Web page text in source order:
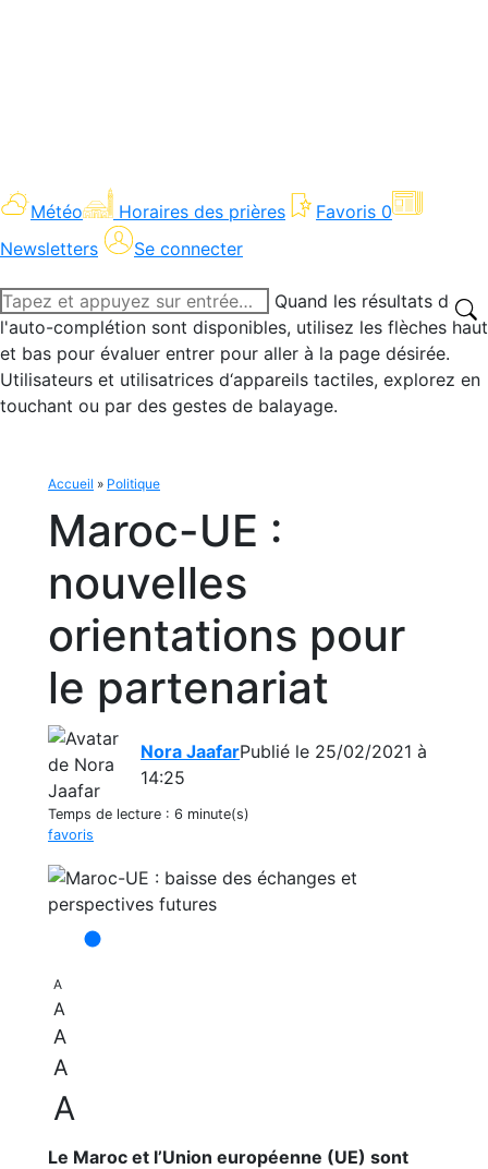
Météo Horaires des prières Favoris 0
Newsletters
Se connecter
Recherche
:
Quand les résultats de
l'auto-complétion sont disponibles, utilisez les flèches haut
et bas pour évaluer entrer pour aller à la page désirée.
Utilisateurs et utilisatrices d‘appareils tactiles, explorez en
touchant ou par des gestes de balayage.
Accueil » Politique
Maroc-UE :
nouvelles
orientations pour
le partenariat
Nora JaafarPublié le 25/02/2021 à
14:25
Temps de lecture : 6 minute(s)
favoris
A
A
A
A
A
Le Maroc et l’Union européenne (UE) sont